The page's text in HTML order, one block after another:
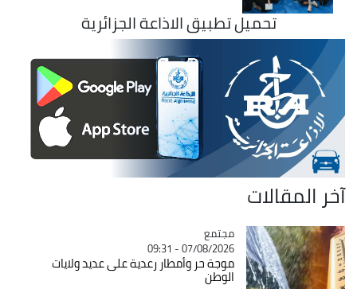
تحميل تطبيق الاذاعة الجزائرية
آخر المقالات
Catégorie
مجتمع
07/08/2026 - 09:31
موجة حر وأمطار رعدية على عديد ولايات
الوطن